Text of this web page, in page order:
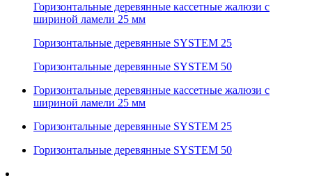
Горизонтальные деревянные кассетные жалюзи с
шириной ламели 25 мм
Горизонтальные деревянные SYSTEM 25
Горизонтальные деревянные SYSTEM 50
Горизонтальные деревянные кассетные жалюзи с
шириной ламели 25 мм
Горизонтальные деревянные SYSTEM 25
Горизонтальные деревянные SYSTEM 50